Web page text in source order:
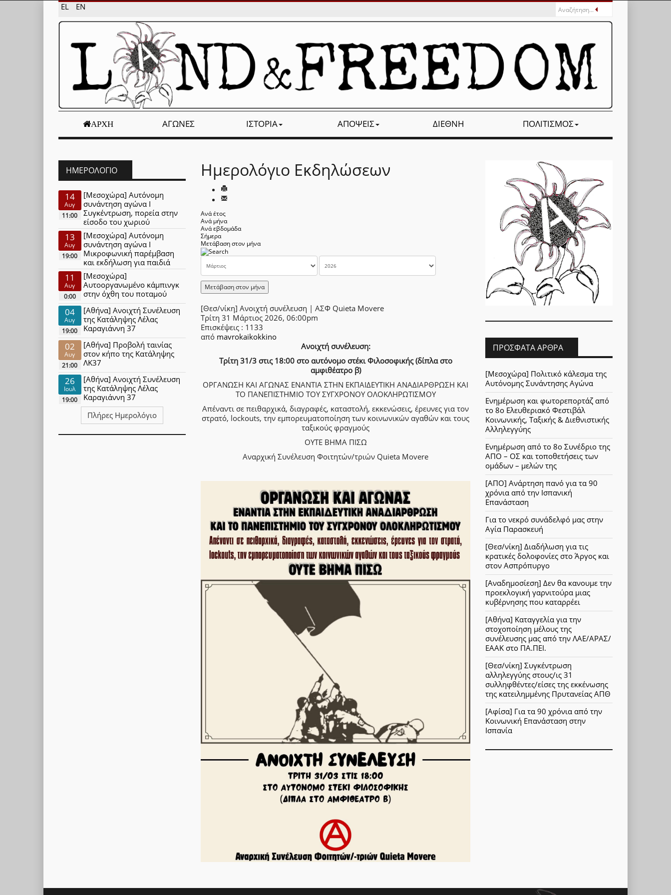
EL EN
ΑΡΧΉ ΑΓΏΝΕΣ ΙΣΤΟΡΊΑ ΑΠΌΨΕΙΣ ΔΙΕΘΝΉ ΠΟΛΙΤΙΣΜΌΣ
Ημερολόγιο Εκδηλώσεων
Ανά έτος
Ανά μήνα
Ανά εβδομάδα
Σήμερα
Μετάβαση στον μήνα
Μετάβαση στον μήνα
[Θεσ/νίκη] Ανοιχτή συνέλευση | ΑΣΦ Quieta Movere
Τρίτη 31 Μάρτιος 2026, 06:00pm
Επισκέψεις : 1133
από mavrokaikokkino
Ανοιχτή συνέλευση:
Τρίτη 31/3 στις 18:00 στο αυτόνομο στέκι Φιλοσοφικής (δίπλα στο
αμφιθέατρο β)
ΟΡΓΑΝΩΣΗ ΚΑΙ ΑΓΩΝΑΣ ΕΝΑΝΤΙΑ ΣΤΗΝ ΕΚΠΑΙΔΕΥΤΙΚΗ ΑΝΑΔΙΑΡΘΡΩΣΗ ΚΑΙ
ΤΟ ΠΑΝΕΠΙΣΤΗΜΙΟ ΤΟΥ ΣΥΓΧΡΟΝΟΥ ΟΛΟΚΛΗΡΩΤΙΣΜΟΥ
Απέναντι σε πειθαρχικά, διαγραφές, καταστολή, εκκενώσεις, έρευνες για τον
στρατό, lockouts, την εμπορευματοποίηση των κοινωνικών αγαθών και τους
ταξικούς φραγμούς
ΟΥΤΕ ΒΗΜΑ ΠΙΣΩ
Αναρχική Συνέλευση Φοιτητών/τριών Quieta Movere
ΗΜΕΡΟΛΌΓΙΟ
14
Αυγ
11:00
[Μεσοχώρα] Αυτόνομη
συνάντηση αγώνα Ι
Συγκέντρωση, πορεία στην
είσοδο του χωριού
13
Αυγ
19:00
[Μεσοχώρα] Αυτόνομη
συνάντηση αγώνα Ι
Μικροφωνική παρέμβαση
και εκδήλωση για παιδιά
11
Αυγ
0:00
[Μεσοχώρα]
Αυτοοργανωμένο κάμπινγκ
στην όχθη του ποταμού
04
Αυγ
19:00
[Αθήνα] Ανοιχτή Συνέλευση
της Κατάληψης Λέλας
Καραγιάννη 37
02
Αυγ
21:00
[Αθήνα] Προβολή ταινίας
στον κήπο της Κατάληψης
ΛΚ37
26
Ιουλ
19:00
[Αθήνα] Ανοιχτή Συνέλευση
της Κατάληψης Λέλας
Καραγιάννη 37
Πλήρες Ημερολόγιο
ΠΡΌΣΦΑΤΑ ΆΡΘΡΑ
[Μεσοχώρα] Πολιτικό κάλεσμα της
Αυτόνομης Συνάντησης Αγώνα
Ενημέρωση και φωτορεπορτάζ από
το 8ο Ελευθεριακό Φεστιβάλ
Κοινωνικής, Ταξικής & Διεθνιστικής
Αλληλεγγύης
Ενημέρωση από το 8ο Συνέδριο της
ΑΠΟ – ΟΣ και τοποθετήσεις των
ομάδων – μελών της
[ΑΠΟ] Ανάρτηση πανό για τα 90
χρόνια από την Ισπανική
Επανάσταση
Για το νεκρό συνάδελφό μας στην
Αγία Παρασκευή
[Θεσ/νίκη] Διαδήλωση για τις
κρατικές δολοφονίες στο Άργος και
στον Ασπρόπυργο
[Αναδημοσίεση] Δεν θα κανουμε την
προεκλογική γαρνιτούρα μιας
κυβέρνησης που καταρρέει
[Αθήνα] Καταγγελία για την
στοχοποίηση μέλους της
συνέλευσης μας από την ΛΑΕ/ΑΡΑΣ/
ΕΑΑΚ στο ΠΑ.ΠΕΙ.
[Θεσ/νίκη] Συγκέντρωση
αλληλεγγύης στους/ις 31
συλληφθέντες/είσες της εκκένωσης
της κατειλημμένης Πρυτανείας ΑΠΘ
[Αφίσα] Για τα 90 χρόνια από την
Κοινωνική Επανάσταση στην
Ισπανία